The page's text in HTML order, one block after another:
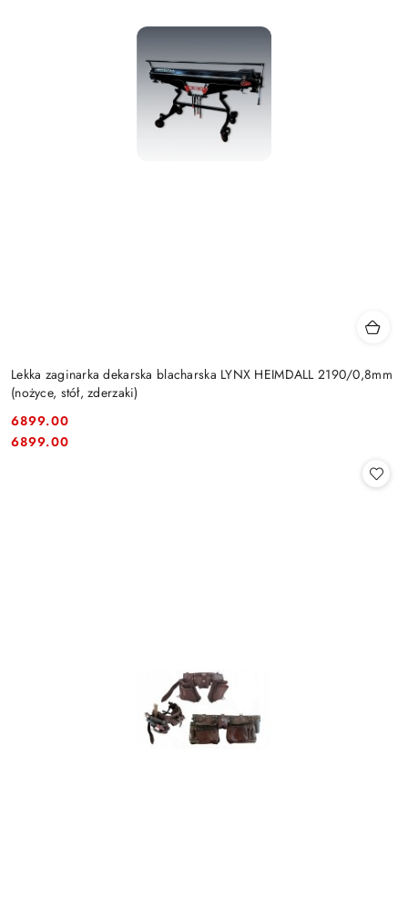
Lekka zaginarka dekarska blacharska LYNX HEIMDALL 2190/0,8mm
(nożyce, stół, zderzaki)
Cena:
6899.00
Cena:
6899.00